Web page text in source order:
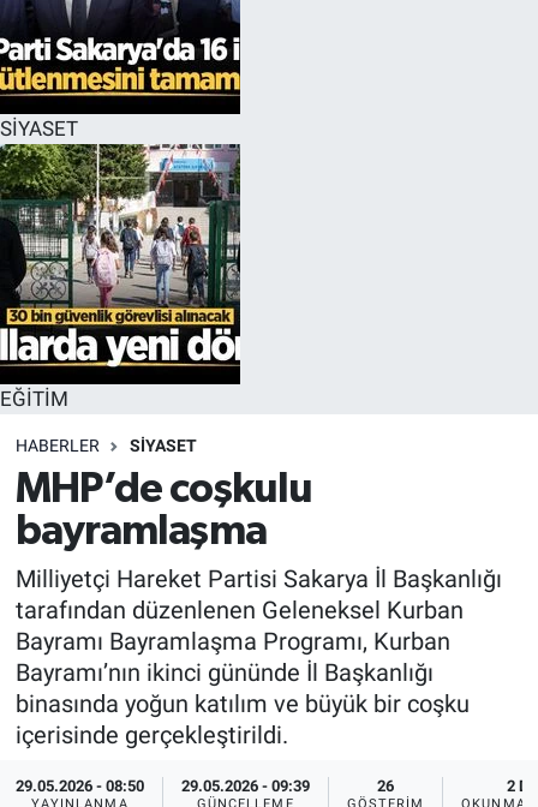
SİYASET
EĞİTİM
HABERLER SİYASET
MHP’de coşkulu
bayramlaşma
Milliyetçi Hareket Partisi Sakarya İl Başkanlığı
tarafından düzenlenen Geleneksel Kurban
Bayramı Bayramlaşma Programı, Kurban
Bayramı’nın ikinci gününde İl Başkanlığı
binasında yoğun katılım ve büyük bir coşku
içerisinde gerçekleştirildi.
29.05.2026 - 08:50 29.05.2026 - 09:39 26 2 DK
EĞİTİM
ÖZEL HABER
HALK54 PANORAMA